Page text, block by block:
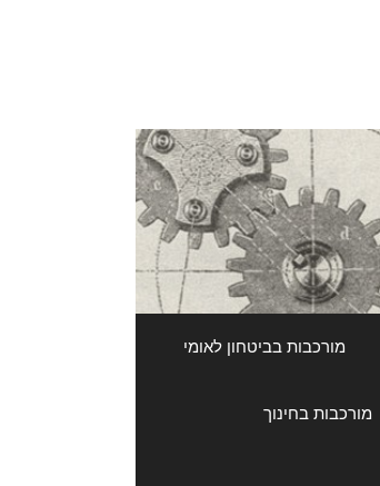
מורכבות בביטחון לאומי
מורכבות בחינוך